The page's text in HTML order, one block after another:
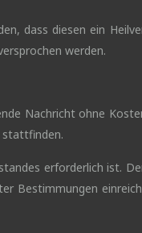
dass diesen ein
werden.
Nachricht ohne
stattfinden.
erforderlich ist.
Bestimmungen